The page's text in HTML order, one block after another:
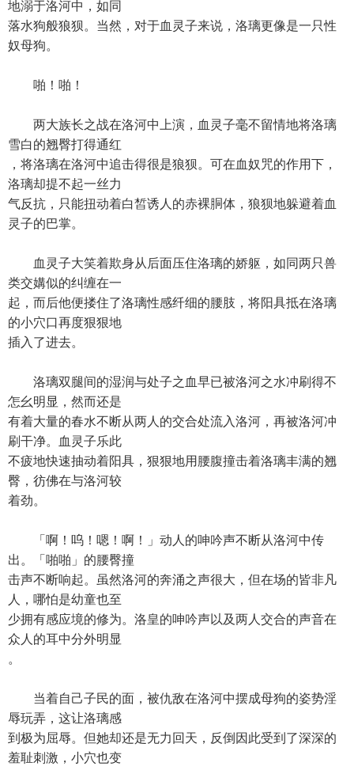
地溺于洛河中，如同
落水狗般狼狈。当然，对于血灵子来说，洛璃更像是一只性
奴母狗。
啪！啪！
两大族长之战在洛河中上演，血灵子毫不留情地将洛璃
雪白的翘臀打得通红
，将洛璃在洛河中追击得很是狼狈。可在血奴咒的作用下，
洛璃却提不起一丝力
气反抗，只能扭动着白皙诱人的赤裸胴体，狼狈地躲避着血
灵子的巴掌。
血灵子大笑着欺身从后面压住洛璃的娇躯，如同两只兽
类交媾似的纠缠在一
起，而后他便搂住了洛璃性感纤细的腰肢，将阳具抵在洛璃
的小穴口再度狠狠地
插入了进去。
洛璃双腿间的湿润与处子之血早已被洛河之水冲刷得不
怎幺明显，然而还是
有着大量的春水不断从两人的交合处流入洛河，再被洛河冲
刷干净。血灵子乐此
不疲地快速抽动着阳具，狠狠地用腰腹撞击着洛璃丰满的翘
臀，彷佛在与洛河较
着劲。
「啊！呜！嗯！啊！」动人的呻吟声不断从洛河中传
出。「啪啪」的腰臀撞
击声不断响起。虽然洛河的奔涌之声很大，但在场的皆非凡
人，哪怕是幼童也至
少拥有感应境的修为。洛皇的呻吟声以及两人交合的声音在
众人的耳中分外明显
。
当着自己子民的面，被仇敌在洛河中摆成母狗的姿势淫
辱玩弄，这让洛璃感
到极为屈辱。但她却还是无力回天，反倒因此受到了深深的
羞耻刺激，小穴也变